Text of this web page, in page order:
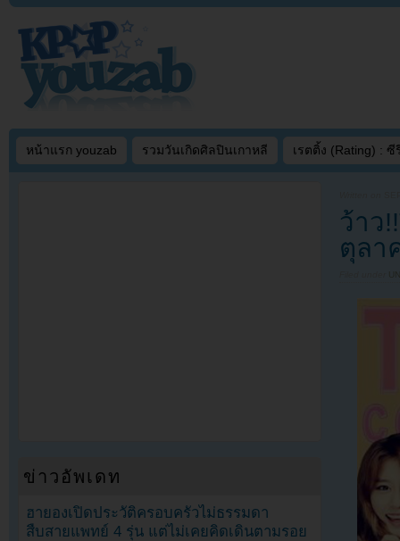
หน้าแรก youzab รวมวันเกิดศิลปินเกาหลี เรตติ้ง (Rating) : ซี
ว้าว
ตุลา
ข่าวอัพเดท
ฮายองเปิดประวัติครอบครัวไม่ธรรมดา
สืบสายแพทย์ 4 รุ่น แต่ไม่เคยคิดเดินตามรอย